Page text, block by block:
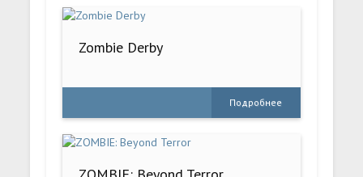
Zombie Derby
Подробнее